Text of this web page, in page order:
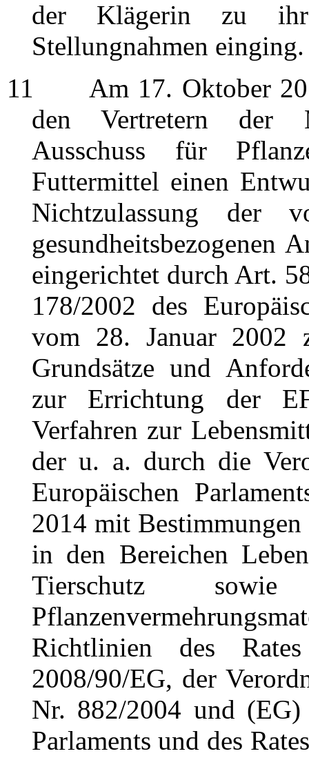
der Klägerin zu
Stellungnahmen einging.
11 Am 17. Oktober
den Vertretern der
Ausschuss für
Futtermittel einen
Nichtzulassung der
gesundheitsbezogenen
eingerichtet durch Art.
178/2002 des
vom 28. Januar 2002
Grundsätze und
zur Errichtung der
Verfahren zur
der u. a. durch die
Europäischen
2014 mit
in den Bereichen
Tierschutz sowie
Richtlinien des
2008/90/EG, der
Nr. 882/2004 und (EG)
Parlaments und des